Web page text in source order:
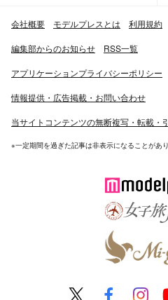
会社概要 モデルプレスとは 利用規約
編集部からのお知らせ RSS一覧
アプリケーションプライバシーポリシー
情報提供・広告掲載・お問い合わせ
当サイトコンテンツの無断複写・転載・
※一定期間を過ぎた記事は非表示になることがあ